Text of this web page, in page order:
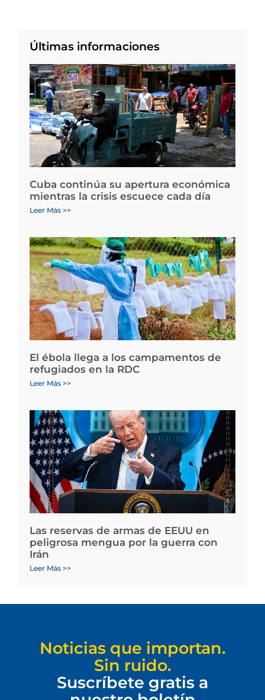
Últimas informaciones
Cuba continúa su apertura económica
mientras la crisis escuece cada día
Leer Más >>
El ébola llega a los campamentos de
refugiados en la RDC
Leer Más >>
Las reservas de armas de EEUU en
peligrosa mengua por la guerra con
Irán
Leer Más >>
Noticias que importan.
Sin ruido.
Suscríbete gratis a